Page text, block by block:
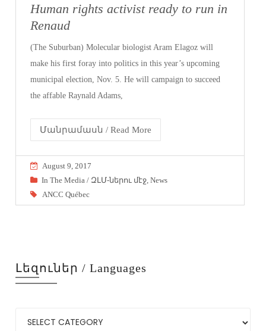
Human rights activist ready to run in
Renaud
(The Suburban) Molecular biologist Aram Elagoz will
make his first foray into politics in this year’s upcoming
municipal election, Nov. 5. He will campaign to succeed
the affable Raynald Adams,
Մանրամասն / Read More
August 9, 2017
In The Media / ԶԼՄ-ներու մէջ ,News
ANCC Québec
Լեզուներ / Languages